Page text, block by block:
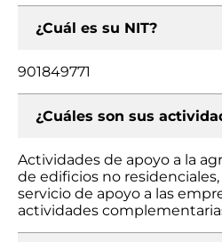
¿Cuál es su NIT?
901849771
¿Cuáles son sus
Actividades de apoyo a la
de edificios no
servicio de apoyo a las
actividades